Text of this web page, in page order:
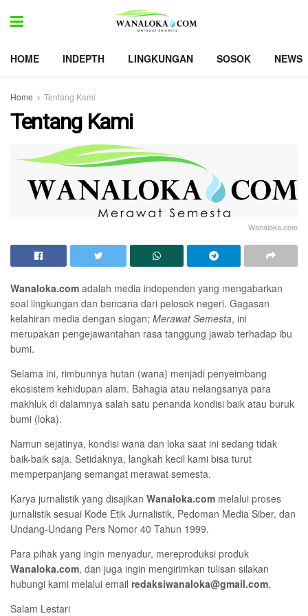
HOME INDEPTH LINGKUNGAN SOSOK NEWS
Home Tentang Kami
Tentang Kami
Wanaloka.com
Wanaloka.com adalah media independen yang mengabarkan
soal lingkungan dan bencana dari pelosok negeri. Gagasan
kelahiran media dengan slogan; Merawat Semesta, ini
merupakan pengejawantahan rasa tanggung jawab terhadap ibu
bumi.
Selama ini, rimbunnya hutan (wana) menjadi penyeimbang
ekosistem kehidupan alam. Bahagia atau nelangsanya para
makhluk di dalamnya salah satu penanda kondisi baik atau buruk
bumi (loka).
Namun sejatinya, kondisi wana dan loka saat ini sedang tidak
baik-baik saja. Setidaknya, langkah kecil kami bisa turut
memperpanjang semangat merawat semesta.
Karya jurnalistik yang disajikan Wanaloka.com melalui proses
jurnalistik sesuai Kode Etik Jurnalistik, Pedoman Media Siber, dan
Undang-Undang Pers Nomor 40 Tahun 1999.
Para pihak yang ingin menyadur, mereproduksi produk
Wanaloka.com, dan juga ingin mengirimkan tulisan silakan
hubungi kami melalui email redaksiwanaloka@gmail.com.
Salam Lestari